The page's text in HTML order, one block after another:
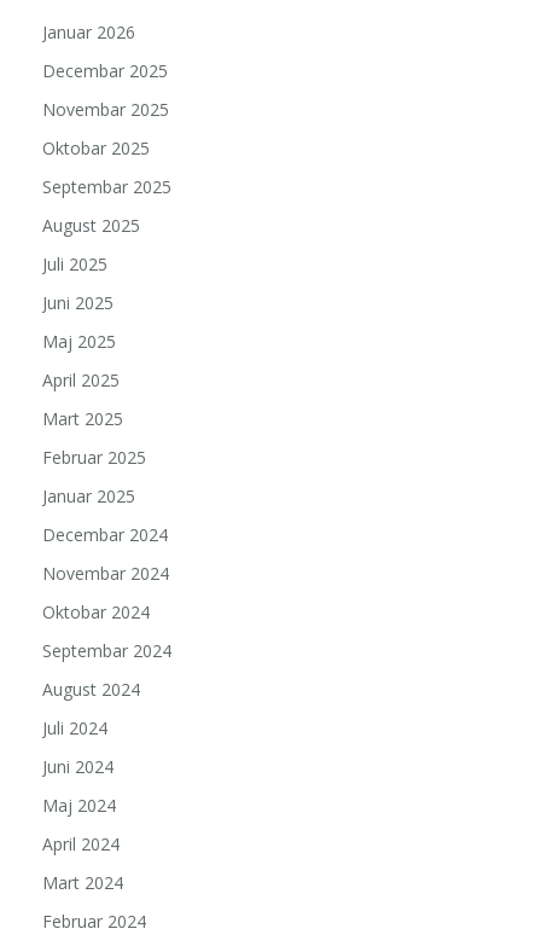
Januar 2026
Decembar 2025
Novembar 2025
Oktobar 2025
Septembar 2025
August 2025
Juli 2025
Juni 2025
Maj 2025
April 2025
Mart 2025
Februar 2025
Januar 2025
Decembar 2024
Novembar 2024
Oktobar 2024
Septembar 2024
August 2024
Juli 2024
Juni 2024
Maj 2024
April 2024
Mart 2024
Februar 2024